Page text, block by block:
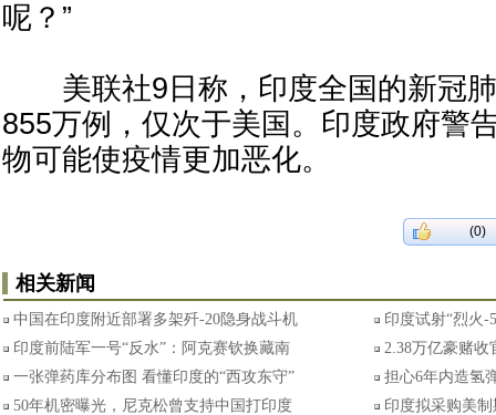
呢？”
美联社9日称，印度全国的新冠肺
855万例，仅次于美国。印度政府警
物可能使疫情更加恶化。
(0)
相关新闻
中国在印度附近部署多架歼-20隐身战斗机
印度试射“烈火-
印度前陆军一号“反水”：阿克赛钦换藏南
2.38万亿豪赌收
一张弹药库分布图 看懂印度的“西攻东守”
担心6年内造氢
50年机密曝光，尼克松曾支持中国打印度
印度拟采购美